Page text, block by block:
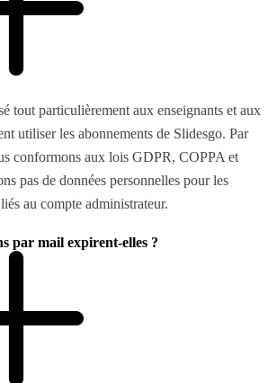
tout particulièrement aux enseignants et aux
utiliser les abonnements de Slidesgo. Par
conformons aux lois GDPR, COPPA et
pas de données personnelles pour les
au compte administrateur.
par mail expirent-elles ?